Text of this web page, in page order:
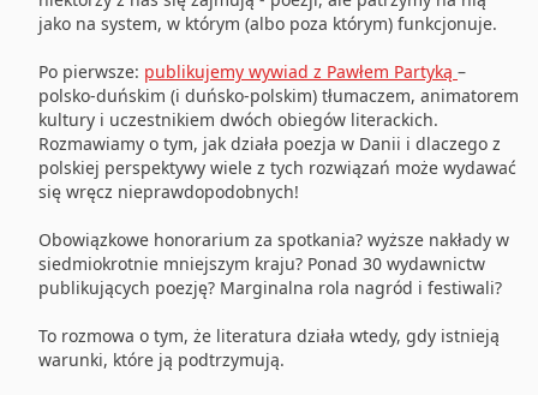
jako na system, w którym (albo poza którym) funkcjonuje.
Po pierwsze: publikujemy wywiad z Pawłem Partyką –
polsko-duńskim (i duńsko-polskim) tłumaczem, animatorem
kultury i uczestnikiem dwóch obiegów literackich.
Rozmawiamy o tym, jak działa poezja w Danii i dlaczego z
polskiej perspektywy wiele z tych rozwiązań może wydawać
się wręcz nieprawdopodobnych!
Obowiązkowe honorarium za spotkania? wyższe nakłady w
siedmiokrotnie mniejszym kraju? Ponad 30 wydawnictw
publikujących poezję? Marginalna rola nagród i festiwali?
To rozmowa o tym, że literatura działa wtedy, gdy istnieją
warunki, które ją podtrzymują.